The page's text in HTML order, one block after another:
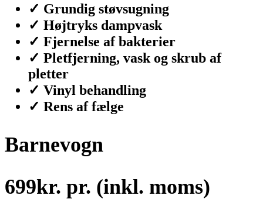
✓ Grundig støvsugning
✓ Højtryks dampvask
✓ Fjernelse af bakterier
✓ Pletfjerning, vask og skrub af
pletter
✓ Vinyl behandling
✓ Rens af fælge
Barnevogn
699kr. pr. (inkl. moms)